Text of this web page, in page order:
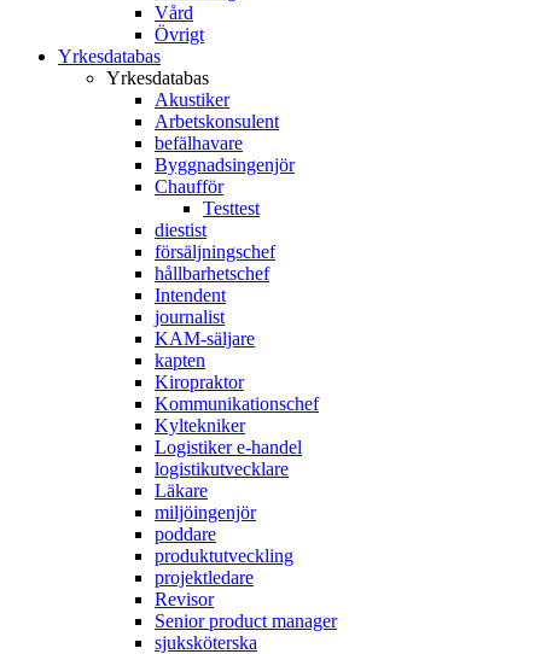
Vård
Övrigt
Yrkesdatabas
Yrkesdatabas
Akustiker
Arbetskonsulent
befälhavare
Byggnadsingenjör
Chaufför
Testtest
diestist
försäljningschef
hållbarhetschef
Intendent
journalist
KAM-säljare
kapten
Kiropraktor
Kommunikationschef
Kyltekniker
Logistiker e-handel
logistikutvecklare
Läkare
miljöingenjör
poddare
produktutveckling
projektledare
Revisor
Senior product manager
sjuksköterska